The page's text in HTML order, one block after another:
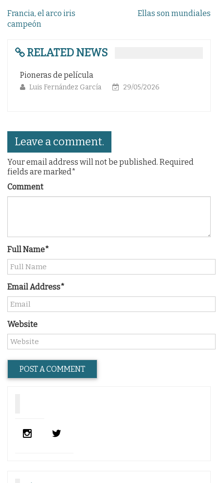
Navegación
de
entradas
Francia, el arco iris
campeón
Ellas son mundiales
RELATED NEWS
Pioneras de película
Luis Fernández García 29/05/2026
Leave a comment.
Your email address will not be published. Required
fields are marked*
Comment
Full Name*
Email Address*
Website